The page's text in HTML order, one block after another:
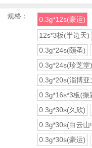
规格： 0.3g*12s(豪运)
12s*3板(半边天)
0.3g*24s(颐圣)
0.3g*24s(珍芝堂)
0.3g*20s(淄博亚
0.3g*16s*3板(振
0.3g*30s(久欣)
0.3g*30s(白云山
0.3g*30s(豪运)